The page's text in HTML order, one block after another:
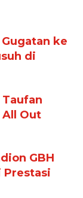
ke
di
All Out
GBH
Prestasi